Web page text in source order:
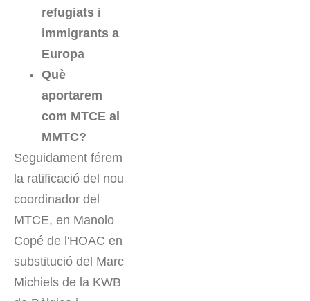
refugiats i
immigrants a
Europa
Què
aportarem
com MTCE al
MMTC?
Seguidament férem
la ratificació del nou
coordinador del
MTCE, en Manolo
Copé de l'HOAC en
substitució del Marc
Michiels de la KWB